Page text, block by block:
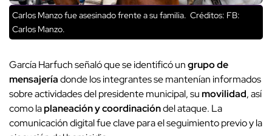
Carlos Manzo fue asesinado frente a su familia. Créditos: FB:
Carlos Manzo.
García Harfuch señaló que se identificó ungrupo de
mensajeríadonde los integrantes se mantenían informados
sobre actividades del presidente municipal, sumovilidad, así
como laplaneación y coordinacióndel ataque. La
comunicación digital fue clave para el seguimiento previo y la